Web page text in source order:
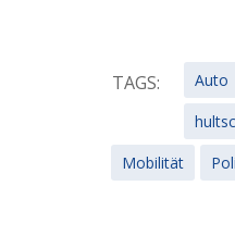
TAGS: Auto
Mobilität